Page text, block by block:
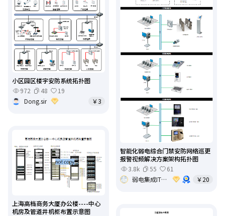
智能化弱电综合门禁安防网络巡更
报警视频解决方案架构拓扑图
3.8k
55
61
弱电集成IT基础架构运维
￥20
小区园区楼宇安防系统拓扑图
972
48
19
Dong.sir
￥3
上海高档商务大厦办公楼----中心
机房及管道井机柜布置示意图